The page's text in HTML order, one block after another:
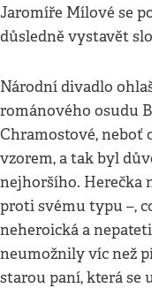
Jaromíře Mílové se
důsledně vystavět
Národní divadlo
románového osudu
Chramostové, neboť
vzorem, a tak byl
nejhoršího. Herečka
proti svému typu –,
neheroická a
neumožnily víc než
starou paní, která se